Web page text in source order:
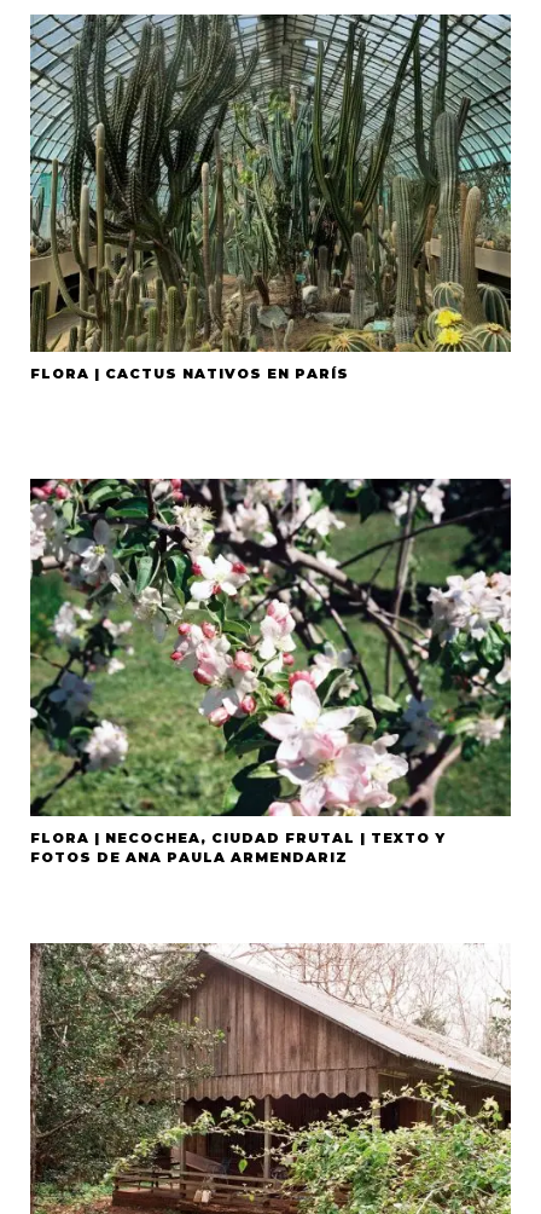
FLORA | CACTUS NATIVOS EN PARÍS
FLORA | NECOCHEA, CIUDAD FRUTAL | TEXTO Y
FOTOS DE ANA PAULA ARMENDARIZ